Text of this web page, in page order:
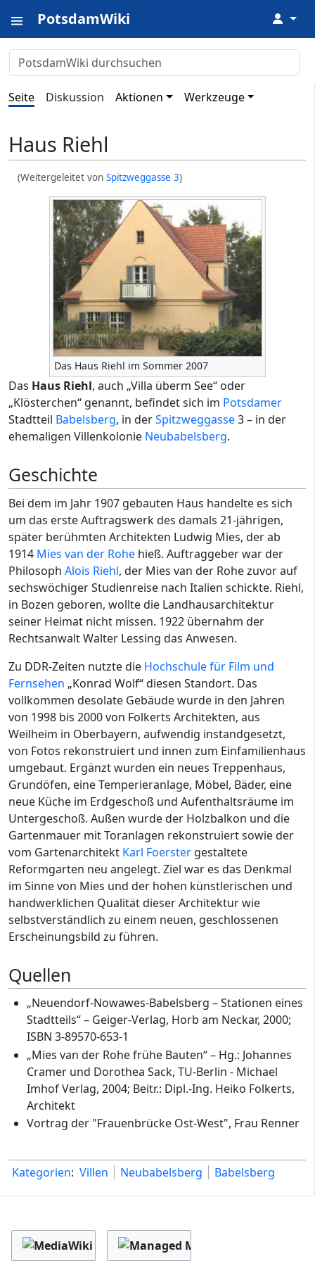
PotsdamWiki ↓
Seite Diskussion Aktionen Werkzeuge
Haus Riehl
(Weitergeleitet vonSpitzweggasse 3)
Das Haus Riehl im Sommer 2007
Das Haus Riehl, auch „Villa überm See“ oder
„Klösterchen“ genannt, befindet sich im Potsdamer
Stadtteil Babelsberg, in derSpitzweggasse3 – in der
ehemaligen Villenkolonie Neubabelsberg.
Geschichte
Bei dem im Jahr 1907 gebauten Haus handelte es sich
um das erste Auftragswerk des damals 21-jährigen,
später berühmten Architekten Ludwig Mies, der ab
1914 Mies van der Rohe hieß. Auftraggeber war der
Philosoph Alois Riehl, der Mies van der Rohe zuvor auf
sechswöchiger Studienreise nach Italien schickte. Riehl,
in Bozen geboren, wollte die Landhausarchitektur
seiner Heimat nicht missen. 1922 übernahm der
Rechtsanwalt Walter Lessing das Anwesen.
Zu DDR-Zeiten nutzte die Hochschule für Film und
Fernsehen „Konrad Wolf“ diesen Standort. Das
vollkommen desolate Gebäude wurde in den Jahren
von 1998 bis 2000 von Folkerts Architekten, aus
Weilheim in Oberbayern, aufwendig instandgesetzt,
von Fotos rekonstruiert und innen zum Einfamilienhaus
umgebaut. Ergänzt wurden ein neues Treppenhaus,
Grundöfen, eine Temperieranlage, Möbel, Bäder, eine
neue Küche im Erdgeschoß und Aufenthaltsräume im
Untergeschoß. Außen wurde der Holzbalkon und die
Gartenmauer mit Toranlagen rekonstruiert sowie der
vom Gartenarchitekt Karl Foerster gestaltete
Reformgarten neu angelegt. Ziel war es das Denkmal
im Sinne von Mies und der hohen künstlerischen und
handwerklichen Qualität dieser Architektur wie
selbstverständlich zu einem neuen, geschlossenen
Erscheinungsbild zu führen.
Quellen
„Neuendorf-Nowawes-Babelsberg – Stationen eines
Stadtteils“ – Geiger-Verlag, Horb am Neckar, 2000;
ISBN 3-89570-653-1
„Mies van der Rohe frühe Bauten“ – Hg.: Johannes
Cramer und Dorothea Sack, TU-Berlin - Michael
Imhof Verlag, 2004; Beitr.: Dipl.-Ing. Heiko Folkerts,
Architekt
Vortrag der "Frauenbrücke Ost-West", Frau Renner
Kategorien: Villen Neubabelsberg Babelsberg